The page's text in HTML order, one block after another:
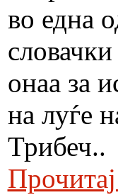
во една
онаа за
на луѓе
Трибеч..